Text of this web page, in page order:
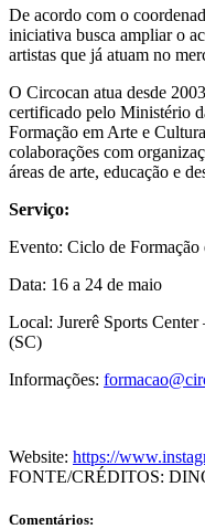
De acordo com o
iniciativa busca ampliar o
artistas que já atuam no
O Circocan atua desde
certificado pelo Ministério
Formação em Arte e
colaborações com
áreas de arte, educação e
Serviço:
Evento: Ciclo de Formação
Data: 16 a 24 de maio
Local: Jurerê Sports
(SC)
Informações:
Website: https://
FONTE/CRÉDITOS:
Comentários: